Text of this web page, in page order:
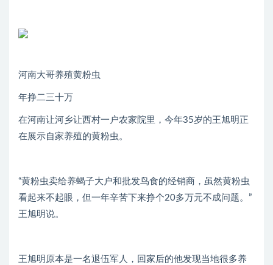
河南大哥养殖黄粉虫
年挣二三十万
在河南让河乡让西村一户农家院里，今年35岁的王旭明正
在展示自家养殖的黄粉虫。
“黄粉虫卖给养蝎子大户和批发鸟食的经销商，虽然黄粉虫
看起来不起眼，但一年辛苦下来挣个20多万元不成问题。”
王旭明说。
王旭明原本是一名退伍军人，回家后的他发现当地很多养